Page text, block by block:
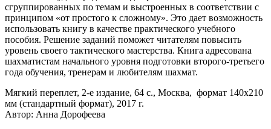
сгруппированных по темам и выстроенных в соответствии с
принципом «от простого к сложному». Это дает возможность
использовать книгу в качестве практического учебного
пособия. Решение заданий поможет читателям повысить
уровень своего тактического мастерства. Книга адресована
шахматистам начального уровня подготовки второго-третьего
года обучения, тренерам и любителям шахмат.
Мягкий переплет, 2-е издание, 64 с., Москва, формат 140х210
мм (стандартный формат), 2017 г.
Автор: Анна Дорофеева